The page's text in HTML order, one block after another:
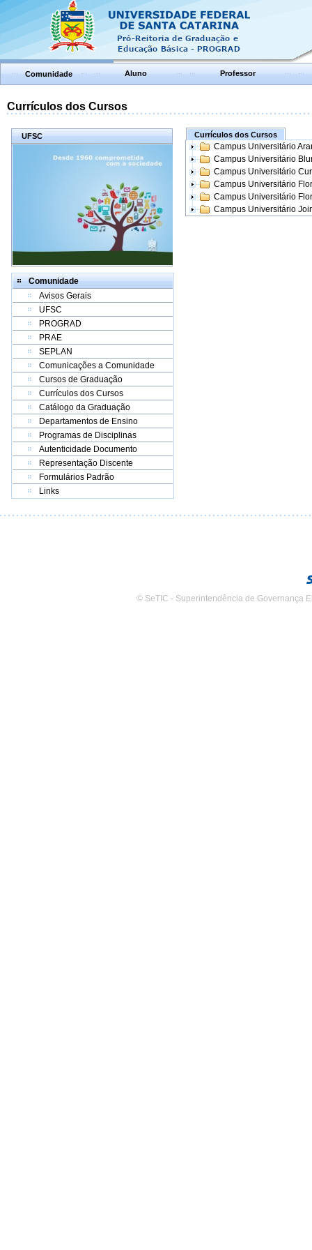
Comunidade Aluno Professor
Currículos dos Cursos
UFSC
Comunidade
Avisos Gerais
UFSC
PROGRAD
PRAE
SEPLAN
Comunicações a Comunidade
Cursos de Graduação
Currículos dos Cursos
Catálogo da Graduação
Departamentos de Ensino
Programas de Disciplinas
Autenticidade Documento
Representação Discente
Formulários Padrão
Links
Currículos dos Cursos
Campus Universitário
Campus Universitário
Campus Universitário
Campus Universitário
Campus Universitário
Campus Universitário
© SeTIC - Superintendência de Governança